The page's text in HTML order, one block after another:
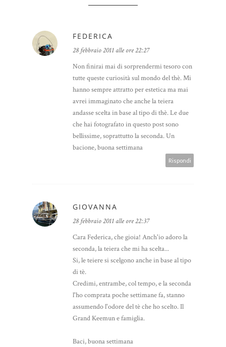
FEDERICA
28 febbraio 2011 alle ore 22:27
Non finirai mai di sorprendermi tesoro con
tutte queste curiosità sul mondo del thè. Mi
hanno sempre attratto per estetica ma mai
avrei immaginato che anche la teiera
andasse scelta in base al tipo di thè. Le due
che hai fotografato in questo post sono
bellissime, soprattutto la seconda. Un
bacione, buona settimana
Rispondi
GIOVANNA
28 febbraio 2011 alle ore 22:37
Cara Federica, che gioia! Anch'io adoro la
seconda, la teiera che mi ha scelta...
Si, le teiere si scelgono anche in base al tipo
di tè.
Credimi, entrambe, col tempo, e la seconda
l'ho comprata poche settimane fa, stanno
assumendo l'odore del tè che ho scelto. Il
Grand Keemun e famiglia.
Baci, buona settimana